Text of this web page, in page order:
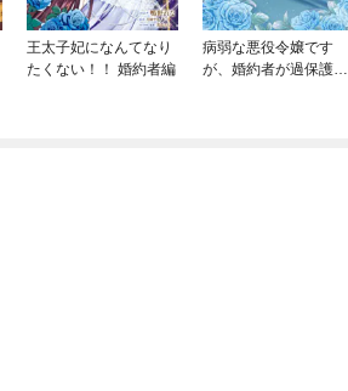
王太子妃になんてなり
たくない！！ 婚約者編
病弱な悪役令嬢です
が、婚約者が過保護す